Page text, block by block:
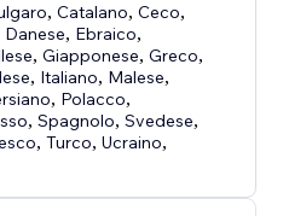
,Catalano,Ceco,
Danese, Ebraico,
,Giapponese,Greco,
, Italiano, Malese,
, Polacco,
,Spagnolo,Svedese,
,Turco,Ucraino,